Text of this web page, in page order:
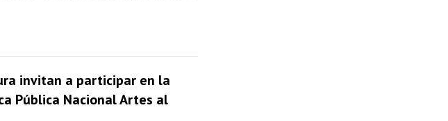
invitan a participar en la
Pública Nacional Artes al